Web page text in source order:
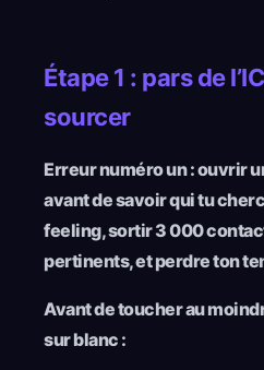
Étape 1 : pars de
sourcer
Erreur numéro un : ouvrir
avant de savoir qui tu
feeling, sortir 3 000
pertinents, et perdre ton
Avant de toucher au
sur blanc :